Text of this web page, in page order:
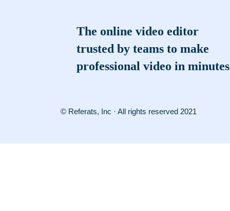
The online video editor
trusted by teams to make
professional video in minutes
© Referats, Inc · All rights reserved 2021